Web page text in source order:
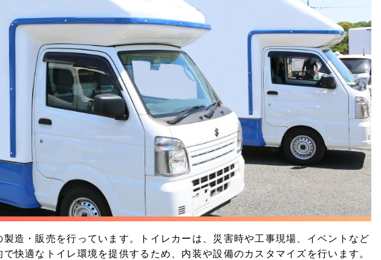
造・販売を行っています。トイレカーは、災害時や工事現場、イベントなど
快適なトイレ環境を提供するため、内装や設備のカスタマイズを行います。